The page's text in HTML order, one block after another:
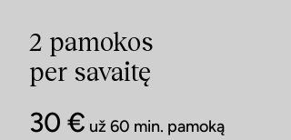
2 pamokos
per savaitę
30 € už 60 min. pamoką